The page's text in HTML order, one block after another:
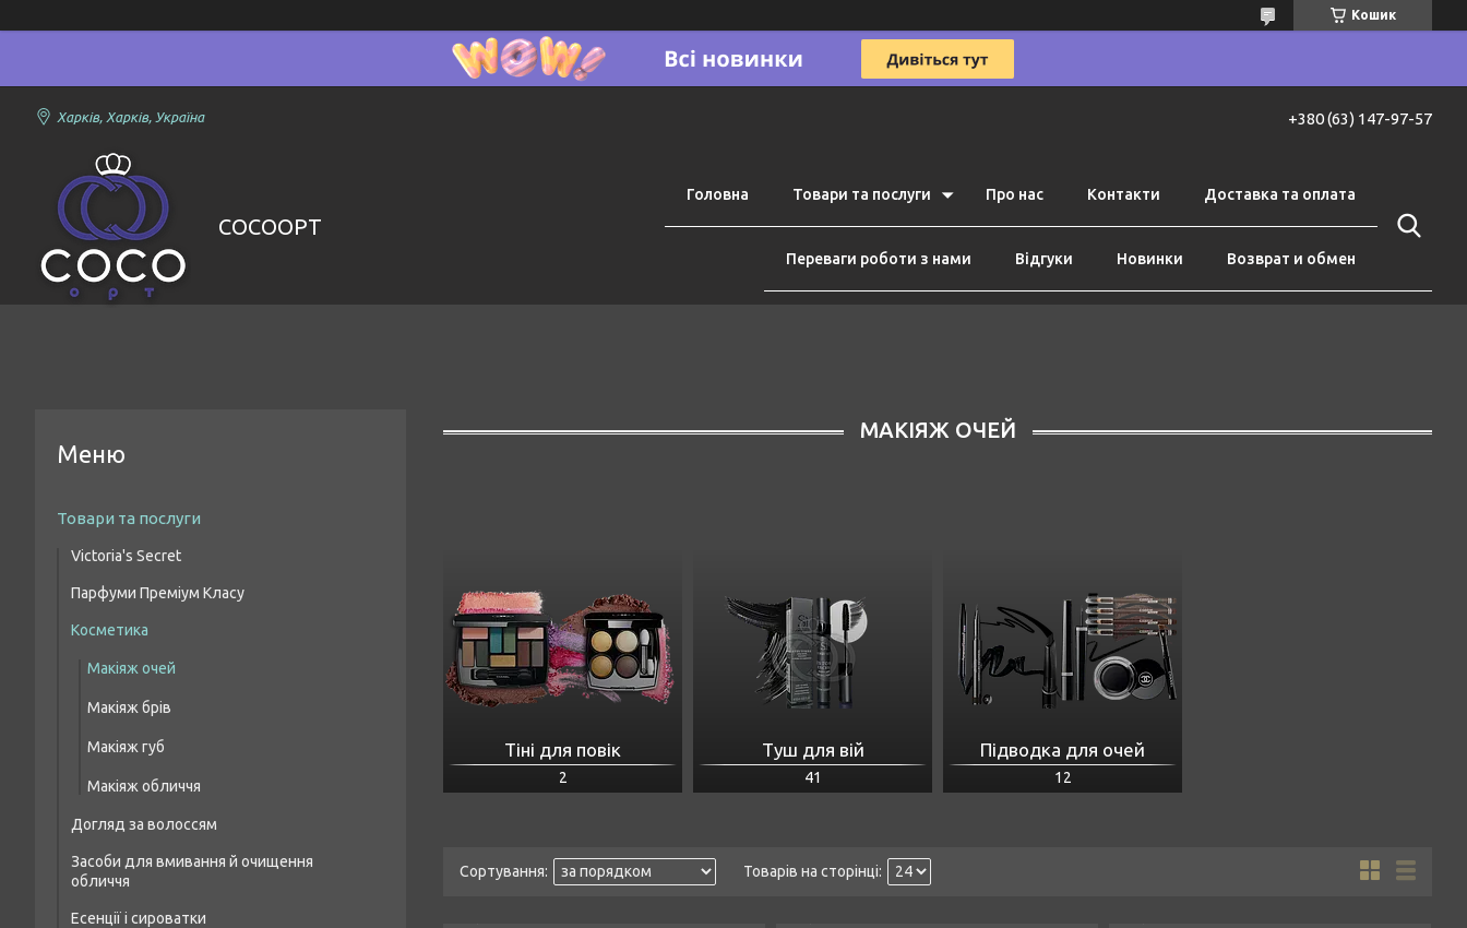
Кошик
Харків, Харків, Україна +380 (63) 147-97-57
COCOOPT
Головна Товари та послуги Про нас Контакти Доставка та оплата
Переваги роботи з нами Відгуки Новинки Возврат и обмен
МАКІЯЖ ОЧЕЙ
Тіні для повік
2
Туш для вій
41
Підводка для очей
12
Товари та послуги
Victoria's Secret
Парфумовані набори
Парфумований спрей для тіла
Парфуми Преміум Класу
Жіночі парфуми преміум класу
Чоловіча парфумована вода преміум
Косметика
Макіяж очей
Макіяж брів
Макіяж губ
Макіяж обличчя
Догляд за волоссям
Шампуні для волосся
Засоби для вмивання й очищення
обличчя
Есенції і сироватки